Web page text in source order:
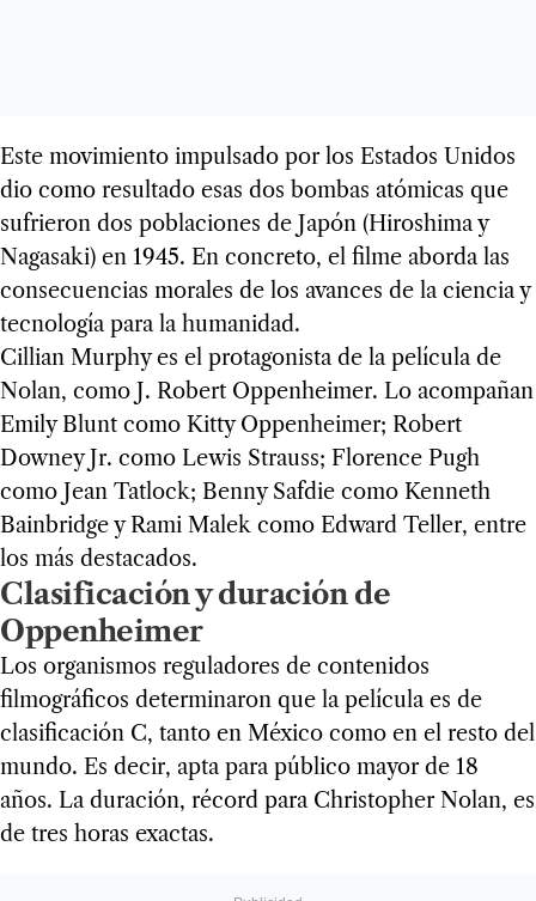
Este movimiento impulsado por los Estados Unidos
dio como resultado esas dos bombas atómicas que
sufrieron dos poblaciones de Japón (Hiroshima y
Nagasaki) en 1945. En concreto, el filme aborda las
consecuencias morales de los avances de la ciencia y
tecnología para la humanidad.
Cillian Murphy es el protagonista de la película de
Nolan, como J. Robert Oppenheimer. Lo acompañan
Emily Blunt como Kitty Oppenheimer; Robert
Downey Jr. como Lewis Strauss; Florence Pugh
como Jean Tatlock; Benny Safdie como Kenneth
Bainbridge y Rami Malek como Edward Teller, entre
los más destacados.
Clasificación y duración de
Oppenheimer
Los organismos reguladores de contenidos
filmográficos determinaron que la película es de
clasificación C, tanto en México como en el resto del
mundo. Es decir, apta para público mayor de 18
años. La duración, récord para Christopher Nolan, es
de tres horas exactas.